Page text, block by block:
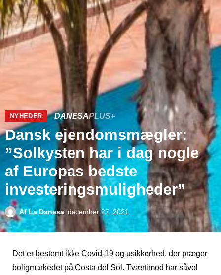
NYHEDER DANESAPLUS+
Dansk ejendomsmægler:
”Solkysten har i dag nogle
af Europas bedste
investeringsmuligheder”
Af La Danesa december 27, 2021
Det er bestemt ikke Covid-19 og usikkerhed, der præger
boligmarkedet på Costa del Sol. Tværtimod har såvel